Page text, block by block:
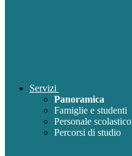
Servizi
Panoramica
Famiglie e studenti
Personale scolastico
Percorsi di studio